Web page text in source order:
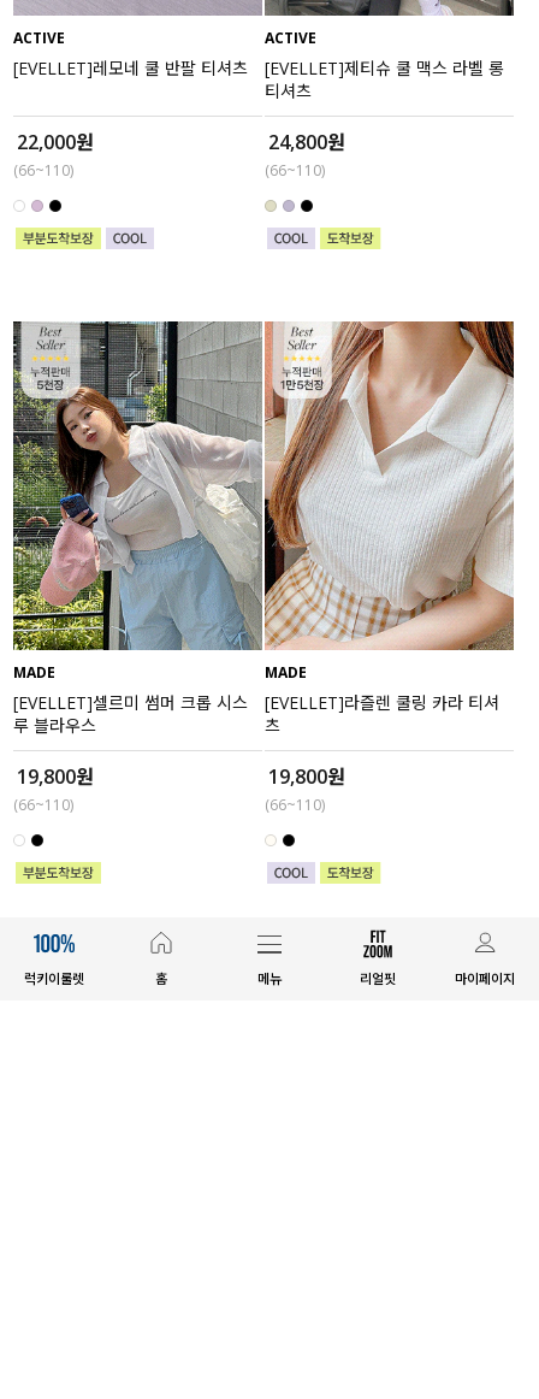
럭키이룰렛 홈 메뉴 리얼핏 마이페이지
ACTIVE
[EVELLET]레모네 쿨 반팔 티셔츠
22,000원
(66~110)
ACTIVE
[EVELLET]제티슈 쿨 맥스 라벨 롱
티셔츠
24,800원
(66~110)
MADE
[EVELLET]셀르미 썸머 크롭 시스
루 블라우스
19,800원
(66~110)
MADE
[EVELLET]라즐렌 쿨링 카라 티셔
츠
19,800원
(66~110)